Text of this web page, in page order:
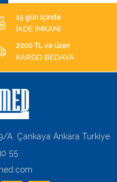
15 gün içinde
İADE İMKANI
2000 TL ve üzeri
KARGO BEDAVA
A Çankaya Ankara Turkiye
55